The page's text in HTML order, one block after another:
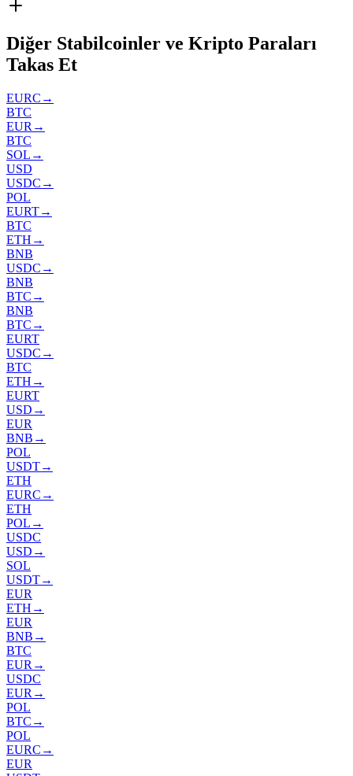
Diğer Stabilcoinler ve Kripto Paraları
Takas Et
EURC →
BTC
EUR →
BTC
SOL →
USD
USDC →
POL
EURT→
BTC
ETH →
BNB
USDC →
BNB
BTC →
BNB
BTC →
EURT
USDC →
BTC
ETH →
EURT
USD →
EUR
BNB →
POL
USDT→
ETH
EURC →
ETH
POL →
USDC
USD →
SOL
USDT→
EUR
ETH →
EUR
BNB →
BTC
EUR →
USDC
EUR →
POL
BTC →
POL
EURC →
EUR